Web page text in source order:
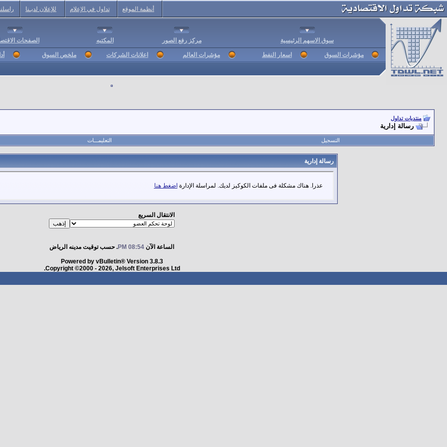
أنظمة الموقع تداول في الإعلام للإعلان لديـنا
سوق الاسهم الرئيسية مركز رفع الصور المكتبه الصفحات
مؤشرات السوق اسعار النفط مؤشرات العالم اعلانات الشركات ملخص السوق
منتديات تداول
رسالة إدارية
التسجيل التعليمـــات
رسالة إدارية
عذرا. هناك مشكلة فى ملفات الكوكيز لديك. لمراسلة الإدارة اضغط هنا
الانتقال السريع
الساعة الآن 08:54 PM . حسب توقيت مدينه الرياض
Powered by vBulletin® Version 3.8.3
Copyright ©2000 - 2026, Jelsoft Enterprises Ltd.